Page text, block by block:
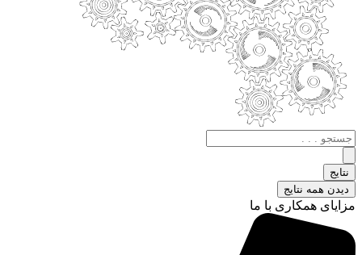
جستجو
.
.
.
نتایج
دیدن همه نتایج
مزایای همکاری با ما